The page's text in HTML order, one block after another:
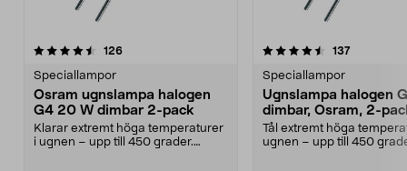
126recensioner
Speciallampor
Osram ugnslampa halogen
G4 20 W dimbar 2-pack
Klarar extremt höga temperaturer
i ugnen – upp till 450 grader.
4.5 av 5 stjärnor 137
Speciallampor
Ugnslampa halogen
dimbar, Osram, 2-
Tål extremt höga
ugnen – upp till 450
4.0 av 5 stjärnor